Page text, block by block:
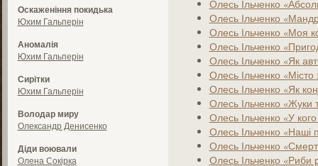
Оскаженіння покидька
Юхим Гальперін
Аномалія
Юхим Гальперін
Сирітки
Юхим Гальперін
Володар миру
Олександр Денисенко
Діди воювали
Олена Сокірка
Олесь Ільченко
Олесь Ільченко
Олесь Ільченко «Моя
Олесь Ільченко
Олесь Ільченко «Як
Олесь Ільченко
Олесь Ільченко «Як
Олесь Ільченко «Жуки
Олесь Ільченко «У
Олесь Ільченко «Наші
Олесь Ільченко
Олесь Ільченко «Риби